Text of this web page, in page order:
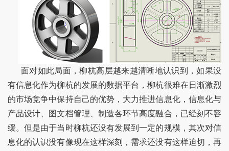
面对如此局面，柳杭高层越来越清晰地认识到，如果没
有信息化作为柳杭的发展的数据平台，柳杭很难在日渐激烈
的市场竞争中保持自己的优势，大力推进信息化，信息化与
产品设计、图文档管理、制造各环节高度融合，已经刻不容
缓。但是由于当时柳杭还没有发展到一定的规模，其次对信
息化的认识没有像现在这样深刻，需求还没有这样迫切，再